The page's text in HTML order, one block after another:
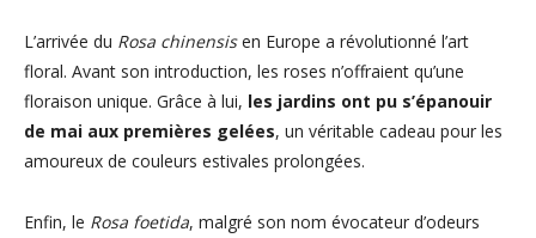
L’arrivée du Rosa chinensisen Europe a révolutionné l’art
floral. Avant son introduction, les roses n’offraient qu’une
floraison unique. Grâce à lui, les jardins ont pu s’épanouir
de mai aux premières gelées, un véritable cadeau pour les
amoureux de couleurs estivales prolongées.
Enfin, le Rosa foetida, malgré son nom évocateur d’odeurs